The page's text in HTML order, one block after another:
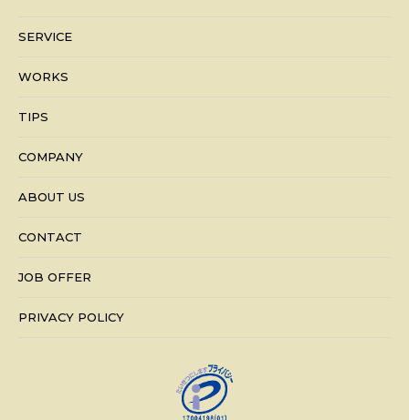
SERVICE
WORKS
TIPS
COMPANY
ABOUT US
CONTACT
JOB OFFER
PRIVACY POLICY